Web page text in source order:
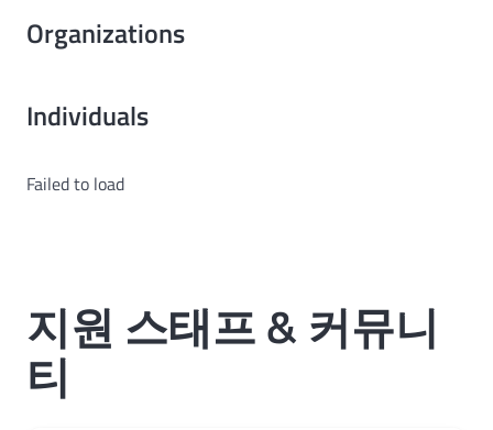
Organizations
Individuals
Failed to load
지원 스태프 & 커뮤니
티